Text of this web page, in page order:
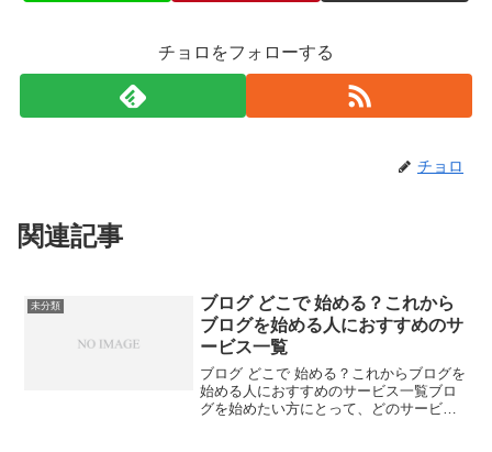
チョロをフォローする
チョロ
関連記事
未分類
ブログ どこで 始める？これから
ブログを始める人におすすめのサ
ービス一覧
ブログ どこで 始める？これからブログを
始める人におすすめのサービス一覧ブロ
グを始めたい方にとって、どのサービス